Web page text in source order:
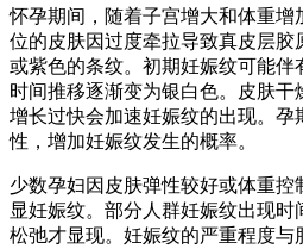
怀孕期间，随着子宫增大和体重增
位的皮肤因过度牵拉导致真皮层
或紫色的条纹。初期妊娠纹可能
时间推移逐渐变为银白色。皮肤
增长过快会加速妊娠纹的出现。
性，增加妊娠纹发生的概率。
少数孕妇因皮肤弹性较好或体重控
显妊娠纹。部分人群妊娠纹出现
松弛才显现。妊娠纹的严重程度